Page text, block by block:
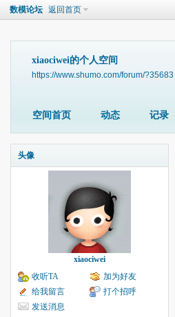
数模论坛 返回首页
xiaociwei的个人空间
https://www.shumo.com/forum/?35683
空间首页 动态 记录
头像
xiaociwei
收听TA
加为好友
给我留言
打个招呼
发送消息